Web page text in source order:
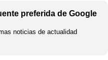
preferida de Google
noticias de actualidad